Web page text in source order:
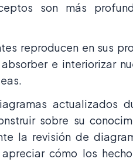
son más
reproducen en sus
e interiorizar
actualizados
sobre su
la revisión de
cómo los